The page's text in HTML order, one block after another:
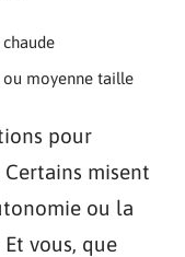
ou moyenne taille
pour
misent
ou la
vous, que